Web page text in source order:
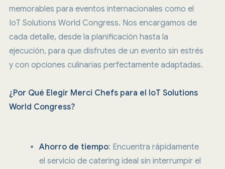
memorables para eventos internacionales como el
IoT Solutions World Congress. Nos encargamos de
cada detalle, desde la planificación hasta la
ejecución, para que disfrutes de un evento sin estrés
y con opciones culinarias perfectamente adaptadas.
¿Por Qué Elegir Merci Chefs para el IoT Solutions
World Congress?
Ahorro de tiempo: Encuentra rápidamente
el servicio de catering ideal sin interrumpir el